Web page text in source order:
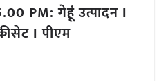
PM: गेहूं उत्पादन I
I पीएम